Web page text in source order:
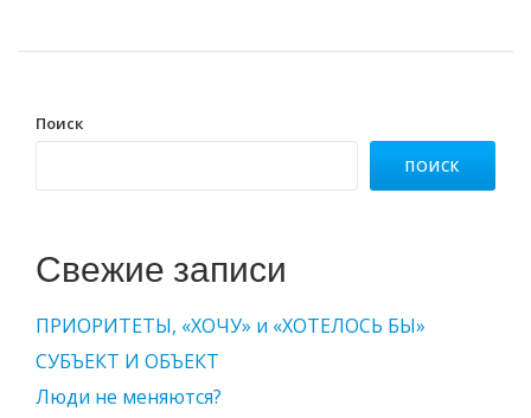
Поиск
ПОИСК
Свежие записи
ПРИОРИТЕТЫ, «ХОЧУ» и «ХОТЕЛОСЬ БЫ»
СУБЪЕКТ И ОБЪЕКТ
Люди не меняются?